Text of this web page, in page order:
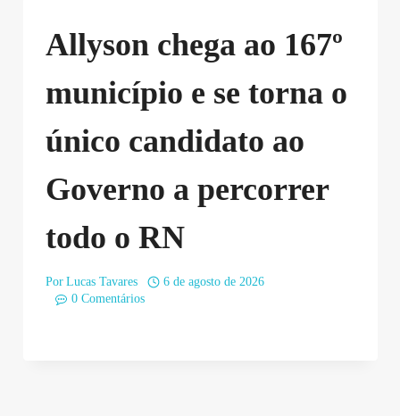
Allyson chega ao 167º
município e se torna o
único candidato ao
Governo a percorrer
todo o RN
Por Lucas Tavares
6 de agosto de 2026
0 Comentários